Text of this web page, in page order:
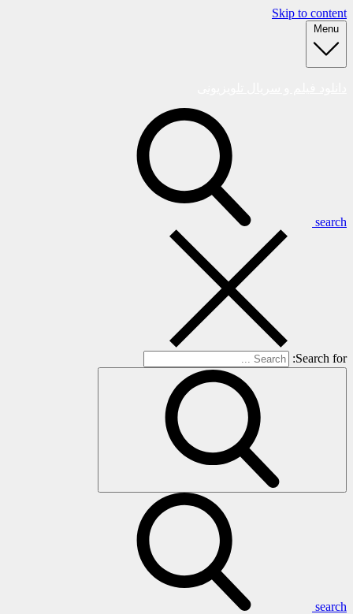
Skip to content
Menu
search
Search for:
search